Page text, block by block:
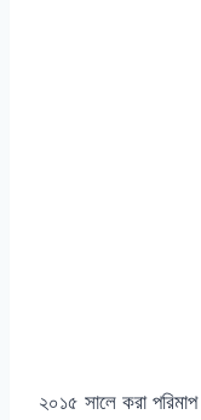
২০১৫ সালে করা